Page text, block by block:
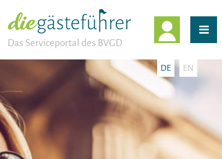
Das Serviceportal des BVGD
DE EN